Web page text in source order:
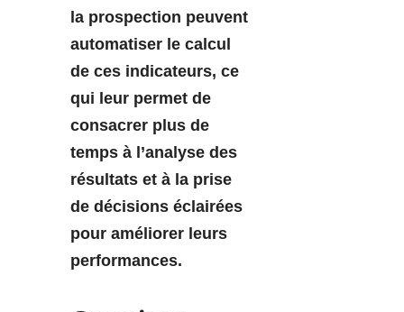
la prospection peuvent
automatiser le calcul
de ces indicateurs, ce
qui leur permet de
consacrer plus de
temps à l’analyse des
résultats et à la prise
de décisions éclairées
pour améliorer leurs
performances.